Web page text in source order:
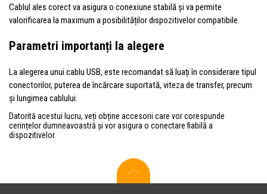
Cablul ales corect va asigura o conexiune stabilă și va permite
valorificarea la maximum a posibilităților dispozitivelor compatibile.
Parametri importanți la alegere
La alegerea unui cablu USB, este recomandat să luați în considerare tipul
conectorilor, puterea de încărcare suportată, viteza de transfer, precum
și lungimea cablului.
Datorită acestui lucru, veți obține accesorii care vor corespunde
cerințelor dumneavoastră și vor asigura o conectare fiabilă a
dispozitivelor.